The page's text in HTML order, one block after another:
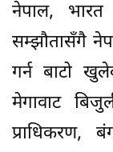
नेपाल, भारत
सम्झौतासँगै
गर्न बाटो
मेगावाट
प्राधिकरण,